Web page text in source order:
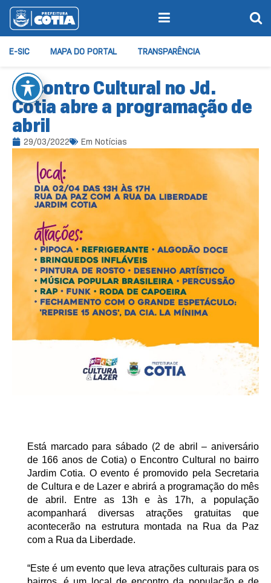
E-SIC MAPA DO PORTAL TRANSPARÊNCIA
Encontro Cultural no Jd.
Cotia abre a programação de
abril
29/03/2022 Em Notícias
Está marcado para sábado (2 de abril – aniversário
de 166 anos de Cotia) o Encontro Cultural no bairro
Jardim Cotia. O evento é promovido pela Secretaria
de Cultura e de Lazer e abrirá a programação do mês
de abril. Entre as 13h e às 17h, a população
acompanhará diversas atrações gratuitas que
acontecerão na estrutura montada na Rua da Paz
com a Rua da Liberdade.
“Este é um evento que leva atrações culturais para os